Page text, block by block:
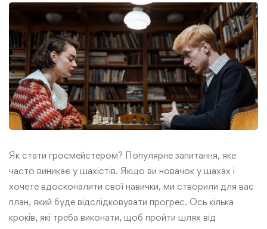
Як стати гросмейстером? Популярне запитання, яке
часто виникає у шахістів. Якщо ви новачок у шахах і
хочете вдосконалити свої навички, ми створили для вас
план, який буде відслідковувати прогрес. Ось кілька
кроків, які треба виконати, щоб пройти шлях від